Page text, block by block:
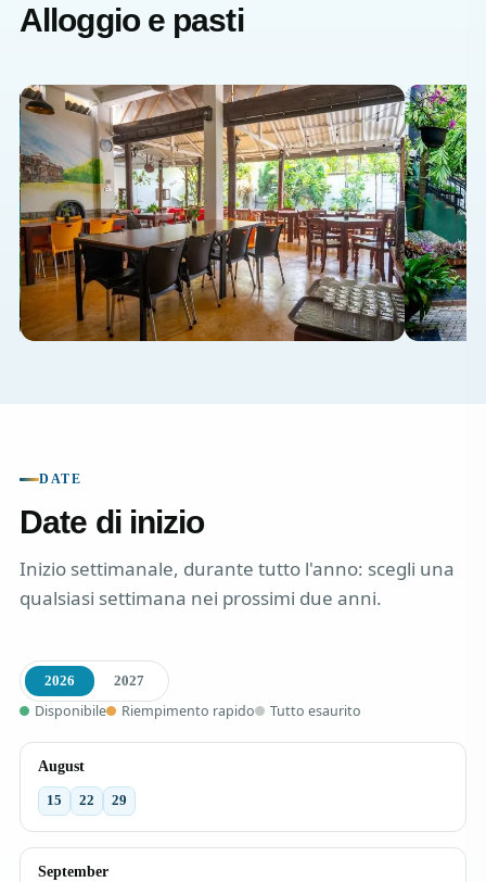
Alloggio e pasti
DATE
Date di inizio
Inizio settimanale, durante tutto l'anno: scegli una
qualsiasi settimana nei prossimi due anni.
2026 2027
Disponibile Riempimento rapido Tutto esaurito
August
15 22 29
September